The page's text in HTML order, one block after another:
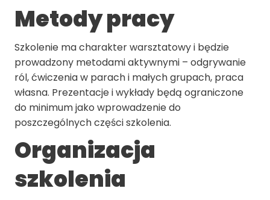
Metody pracy
Szkolenie ma charakter warsztatowy i będzie
prowadzony metodami aktywnymi – odgrywanie
ról, ćwiczenia w parach i małych grupach, praca
własna. Prezentacje i wykłady będą ograniczone
do minimum jako wprowadzenie do
poszczególnych części szkolenia.
Organizacja
szkolenia